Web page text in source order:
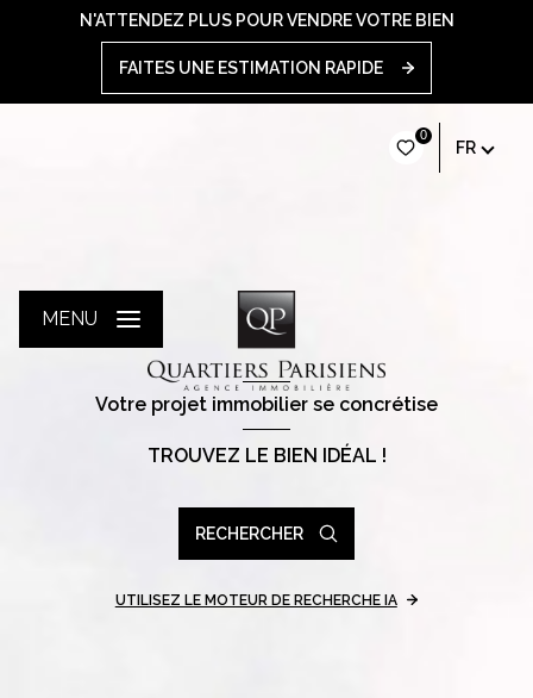
N'ATTENDEZ PLUS POUR VENDRE VOTRE BIEN
FAITES UNE ESTIMATION RAPIDE
0
FR
MENU
votre projet immobilier se concrétise
TROUVEZ LE BIEN IDÉAL !
RECHERCHER
UTILISEZ LE MOTEUR DE RECHERCHE IA